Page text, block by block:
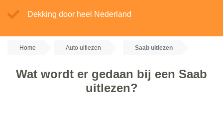
Dekking door heel Nederland
Home Auto uitlezen Saab uitlezen
Wat wordt er gedaan bij een Saab
uitlezen?